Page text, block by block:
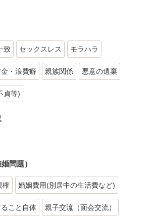
致 セックスレス モラハラ
・浪費癖 親族関係 悪意の遺棄
貞等)
問題）
権 婚姻費用(別居中の生活費など)
こと自体 親子交流（面会交流）